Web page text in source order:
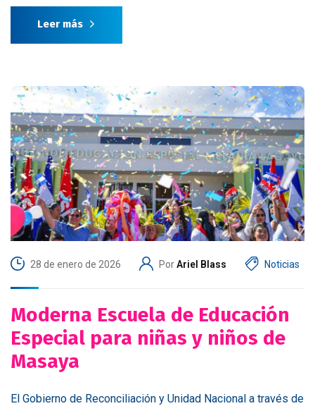
Leer más
28 de enero de 2026 PorAriel Blass Noticias
Moderna Escuela de Educación
Especial para niñas y niños de
Masaya
El Gobierno de Reconciliación y Unidad Nacional a través de